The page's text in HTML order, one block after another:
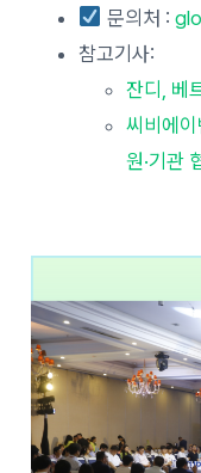
문의처 :
참고기사:
잔디, 베
씨비에
원·기관